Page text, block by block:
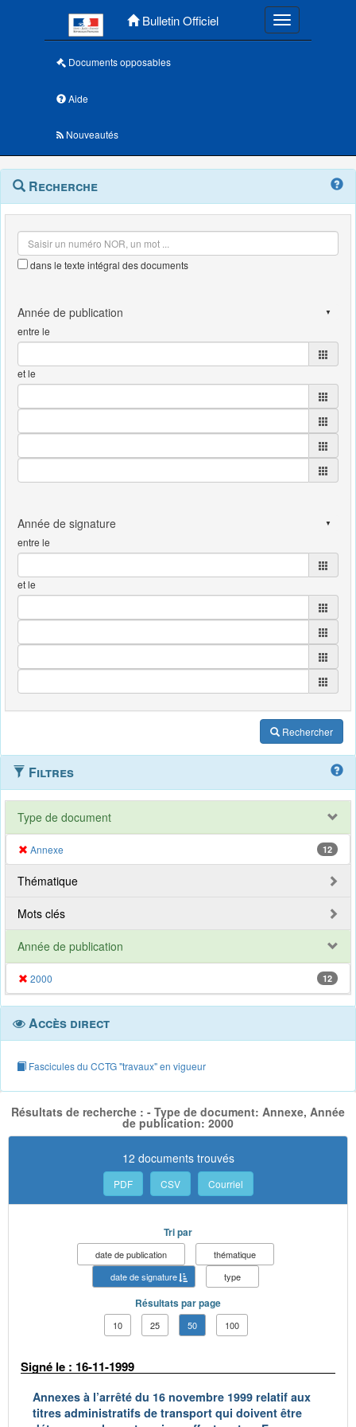
Bulletin Officiel Toggle
Documents opposables
Aide
Nouveautés
Navigation
outils
Menu
contextuel
Recherche
dans le texte intégral des documents
entre le
et le
entre le
et le
Rechercher
Filtres
Type de document
Annexe 12
Thématique
Mots clés
Année de publication
2000 12
Accès direct
Fascicules du CCTG "travaux" en vigueur
Résultats de recherche : - Type de document: Annexe, Année
de publication: 2000
12 documents trouvés
PDF CSV Courriel
Tri par
date de publication
thématique
date de signature
type
Résultats par page
10 25 50 100
Signé le : 16-11-1999
Annexes à l’arrêté du 16 novembre 1999 relatif aux
titres administratifs de transport qui doivent être